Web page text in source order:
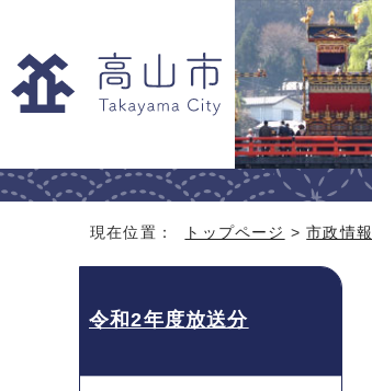
現在位置： トップページ >市政情報
令和2年度放送分